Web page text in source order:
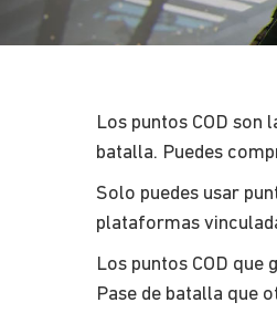
Los puntos COD son
batalla. Puedes
Solo puedes usar
plataformas
Los puntos COD que
Pase de batalla que